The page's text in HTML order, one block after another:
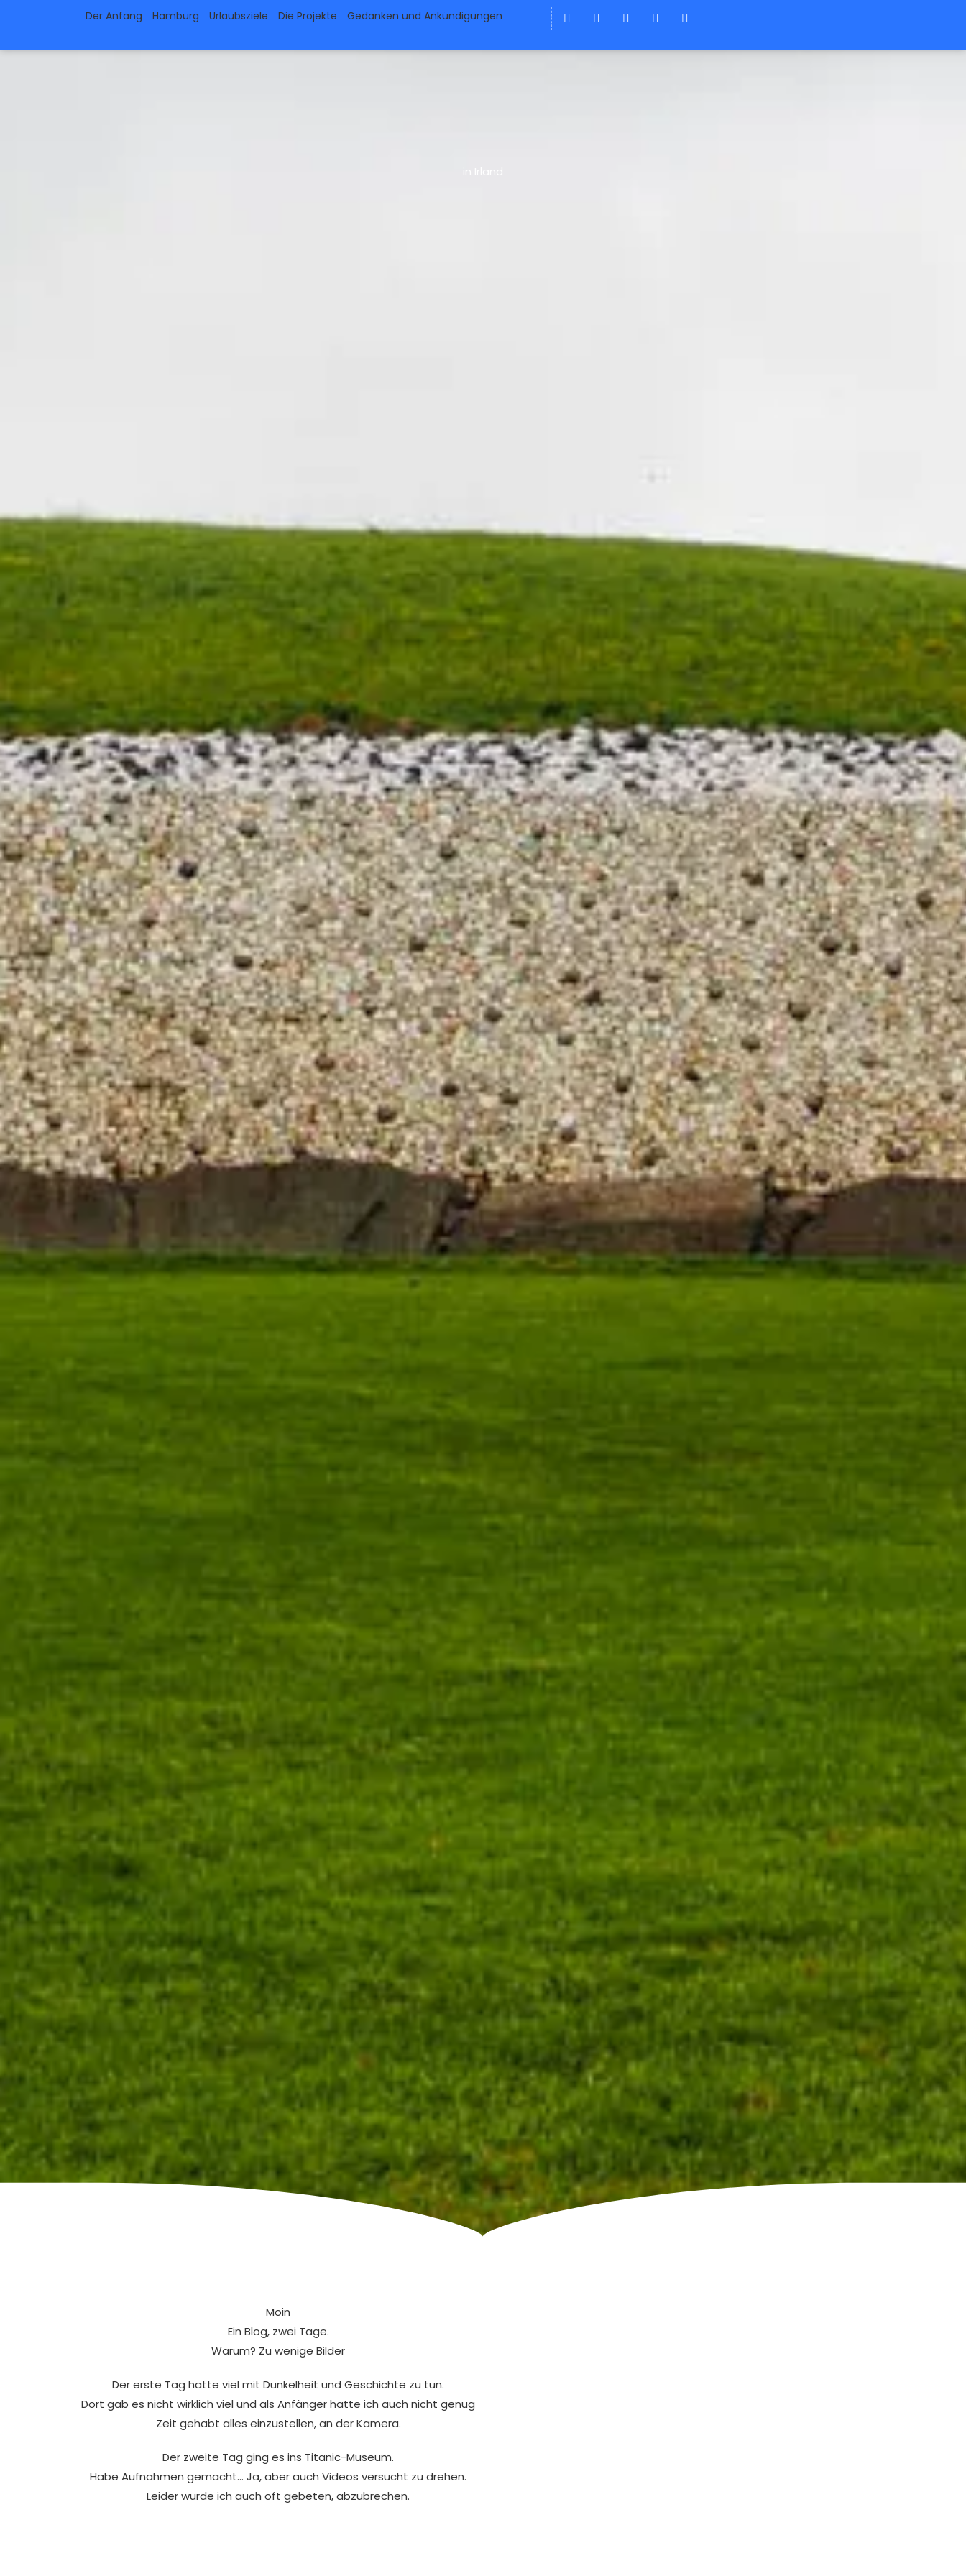
Der Anfang Hamburg Urlaubsziele Die Projekte Gedanken und Ankündigungen
in Irland
Moin
Ein Blog, zwei Tage.
Warum? Zu wenige Bilder
Der erste Tag hatte viel mit Dunkelheit und Geschichte zu tun.
Dort gab es nicht wirklich viel und als Anfänger hatte ich auch nicht genug
Zeit gehabt alles einzustellen, an der Kamera.
Der zweite Tag ging es ins Titanic-Museum.
Habe Aufnahmen gemacht… Ja, aber auch Videos versucht zu drehen.
Leider wurde ich auch oft gebeten, abzubrechen.